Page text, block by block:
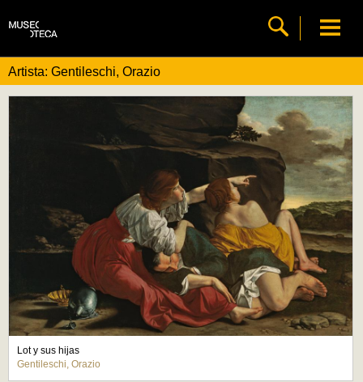
Artista: Gentileschi, Orazio
Lot y sus hijas
Gentileschi, Orazio